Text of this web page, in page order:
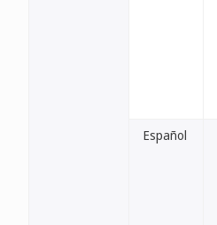
Español